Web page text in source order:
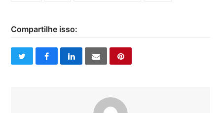
Compartilhe isso:
twitterfacebooklinkedinemail pinterest